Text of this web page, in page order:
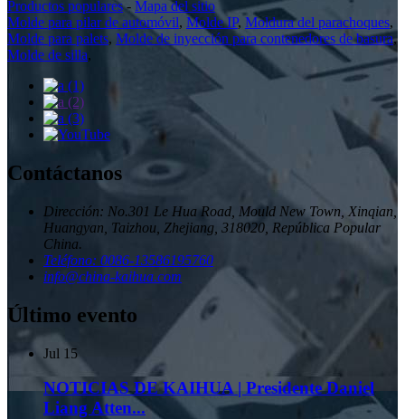
Productos populares- Mapa del sitio
Molde para pilar de automóvil, Molde IP, Moldura del parachoques,
Molde para palets, Molde de inyección para contenedores de basura,
Molde de silla,
Contáctanos
Dirección: No.301 Le Hua Road, Mould New Town, Xinqian,
Huangyan, Taizhou, Zhejiang, 318020, República Popular
China.
Teléfono: 0086-13586195760
info@china-kaihua.com
Último evento
Jul 15
NOTICIAS DE KAIHUA | Presidente Daniel
Liang Atten...